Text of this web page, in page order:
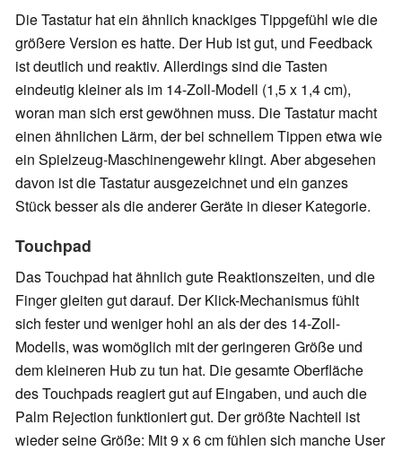
Die Tastatur hat ein ähnlich knackiges Tippgefühl wie die
größere Version es hatte. Der Hub ist gut, und Feedback
ist deutlich und reaktiv. Allerdings sind die Tasten
eindeutig kleiner als im 14-Zoll-Modell (1,5 x 1,4 cm),
woran man sich erst gewöhnen muss. Die Tastatur macht
einen ähnlichen Lärm, der bei schnellem Tippen etwa wie
ein Spielzeug-Maschinengewehr klingt. Aber abgesehen
davon ist die Tastatur ausgezeichnet und ein ganzes
Stück besser als die anderer Geräte in dieser Kategorie.
Touchpad
Das Touchpad hat ähnlich gute Reaktionszeiten, und die
Finger gleiten gut darauf. Der Klick-Mechanismus fühlt
sich fester und weniger hohl an als der des 14-Zoll-
Modells, was womöglich mit der geringeren Größe und
dem kleineren Hub zu tun hat. Die gesamte Oberfläche
des Touchpads reagiert gut auf Eingaben, und auch die
Palm Rejection funktioniert gut. Der größte Nachteil ist
wieder seine Größe: Mit 9 x 6 cm fühlen sich manche User